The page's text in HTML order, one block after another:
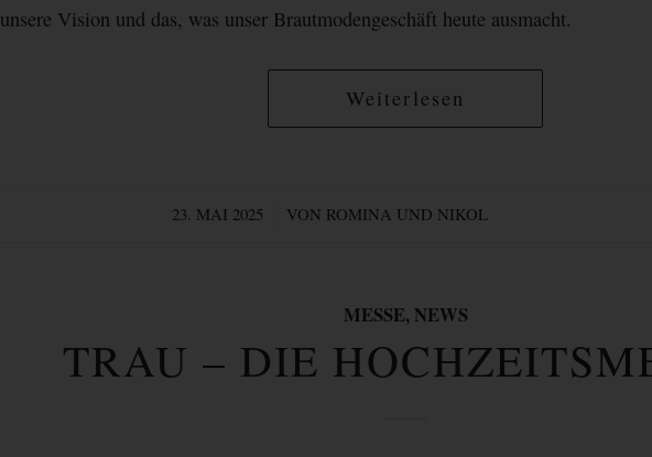
unsere Vision und das, was unser Brautmodengeschäft heute ausmacht.
Weiterlesen
23. MAI 2025
/ VON ROMINA UND NIKOL
MESSE, NEWS
TRAU – DIE